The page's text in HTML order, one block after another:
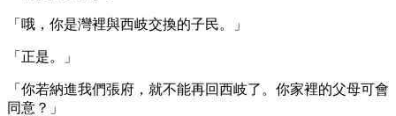
「哦，你是灣裡與西岐交換的子民。」
「正是。」
「你若納進我們張府，就不能再回西岐了。你家裡的父母可會
同意？」